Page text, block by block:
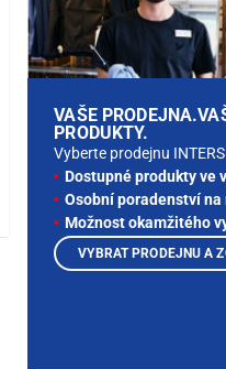
VAŠE
PRODUKTY.
Vyberte prodejnu
Dostupné produkty ve
Osobní poradenství na
Možnost okamžitého